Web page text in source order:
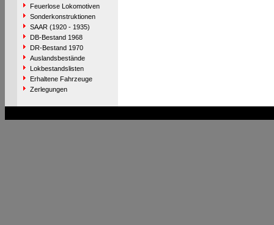
Feuerlose Lokomotiven
Sonderkonstruktionen
SAAR (1920 - 1935)
DB-Bestand 1968
DR-Bestand 1970
Auslandsbestände
Lokbestandslisten
Erhaltene Fahrzeuge
Zerlegungen